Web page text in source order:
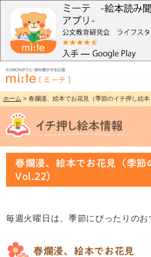
ホーム > 春爛漫、絵本でお花見（季節のイチ押し絵
春爛漫、絵本でお花見（季
Vol.22）
毎週火曜日は、季節にぴったりのお
春爛漫、絵本でお花見